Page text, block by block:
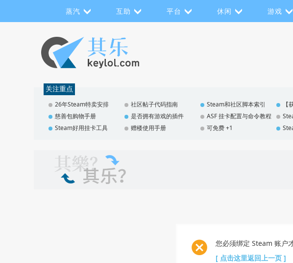
蒸汽 互助 平台 休闲 游戏
关注重点
26年Steam特卖安排 社区帖子代码指南 Steam和社区脚本索引
慈善包购物手册
是否拥有游戏的插件 ASF 挂卡配置与命令教程
Steam好用挂卡工具
赠楼使用手册 可免费 +1
您必须绑定 Steam 账户
[ 点击这里返回上一页 ]